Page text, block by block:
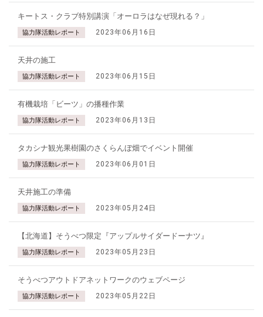
キートス・クラブ特別講演「オーロラはなぜ現れる？」
協力隊活動レポート 2023年06月16日
天井の施工
協力隊活動レポート 2023年06月15日
有機栽培「ビーツ」の播種作業
協力隊活動レポート 2023年06月13日
タカシナ観光果樹園のさくらんぼ畑でイベント開催
協力隊活動レポート 2023年06月01日
天井施工の準備
協力隊活動レポート 2023年05月24日
【北海道】そうべつ限定『アップルサイダードーナツ』
協力隊活動レポート 2023年05月23日
そうべつアウトドアネットワークのウェブページ
協力隊活動レポート 2023年05月22日